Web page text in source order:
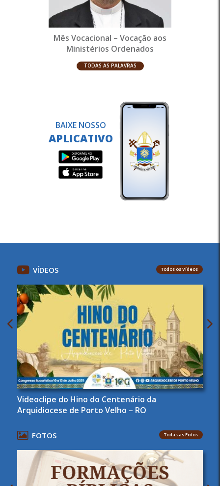
Mês Vocacional – Vocação aos
Ministérios Ordenados
TODAS AS PALAVRAS
BAIXE NOSSO
APLICATIVO
VÍDEOS Todos os Vídeos
Videoclipe do Hino do Centenário da
Arquidiocese de Porto Velho – RO
FOTOS Todas as Fotos